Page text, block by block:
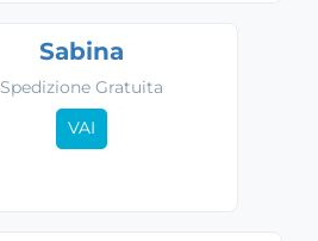
Sabina
Spedizione Gratuita
VAI